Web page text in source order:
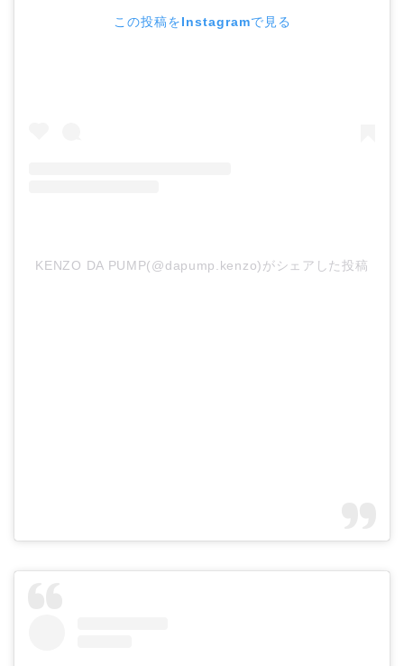
この投稿をInstagramで見る
KENZO DA PUMP(@dapump.kenzo)がシェアした投稿